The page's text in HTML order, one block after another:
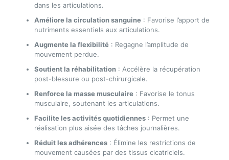
dans les articulations.
Améliore la circulation sanguine: Favorise l’apport de
nutriments essentiels aux articulations.
Augmente la flexibilité: Regagne l’amplitude de
mouvement perdue.
Soutient la réhabilitation: Accélère la récupération
post-blessure ou post-chirurgicale.
Renforce la masse musculaire: Favorise le tonus
musculaire, soutenant les articulations.
Facilite les activités quotidiennes: Permet une
réalisation plus aisée des tâches journalières.
Réduit les adhérences: Élimine les restrictions de
mouvement causées par des tissus cicatriciels.